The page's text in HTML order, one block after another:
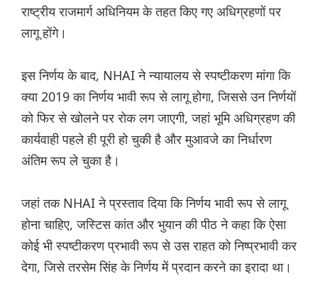
राष्ट्रीय राजमार्ग अधिनियम के तहत किए गए अधिग्रहणों पर
लागू होंगे।
इस निर्णय के बाद, NHAI ने न्यायालय से स्पष्टीकरण मांगा कि
क्या 2019 का निर्णय भावी रूप से लागू होगा, जिससे उन निर्णयों
को फिर से खोलने पर रोक लग जाएगी, जहां भूमि अधिग्रहण की
कार्यवाही पहले ही पूरी हो चुकी है और मुआवजे का निर्धारण
अंतिम रूप ले चुका है।
जहां तक ​​NHAI ने प्रस्ताव दिया कि निर्णय भावी रूप से लागू
होना चाहिए, जस्टिस कांत और भुयान की पीठ ने कहा कि ऐसा
कोई भी स्पष्टीकरण प्रभावी रूप से उस राहत को निष्प्रभावी कर
देगा, जिसे तरसेम सिंह के निर्णय में प्रदान करने का इरादा था।